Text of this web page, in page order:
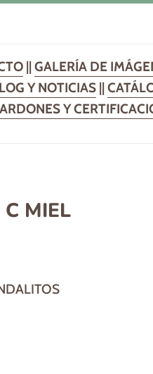
|| GALERÍA DE
Y NOTICIAS ||
Y
MIEL